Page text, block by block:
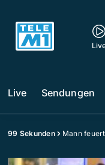
Live Sendungen
99 Sekunden Mann